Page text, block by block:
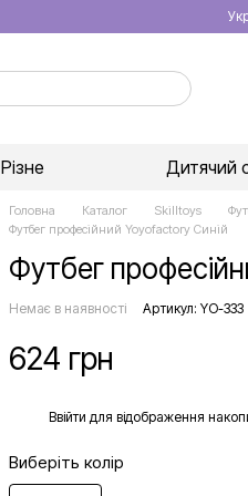
Різне Дитячий
Головна Каталог Skilltoys
Футбег професійний Yoyofactory Синій
Футбег
Немає в наявності Артикул: YO-333
624 грн
Ввійти для відображення
Виберіть колір